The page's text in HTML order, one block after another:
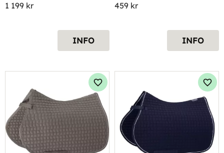
1 199 kr
INFO
459 kr
INFO
Lägg till i favoriter